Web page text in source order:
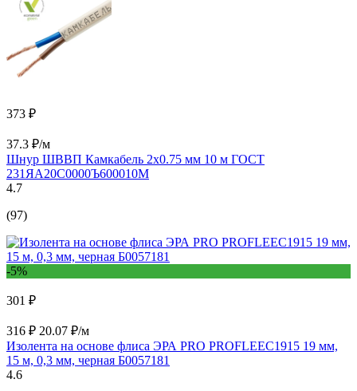
373 ₽
37.3 ₽/м
Шнур ШВВП Камкабель 2x0.75 мм 10 м ГОСТ
231ЯA20C0000Ъ600010М
4.7
(97)
-5%
301 ₽
316 ₽ 20.07 ₽/м
Изолента на основе флиса ЭРА PRO PROFLEEC1915 19 мм,
15 м, 0,3 мм, черная Б0057181
4.6